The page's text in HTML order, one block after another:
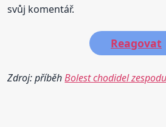
svůj komentář.
Reagovat
Zdroj: příběhBolest chodidel